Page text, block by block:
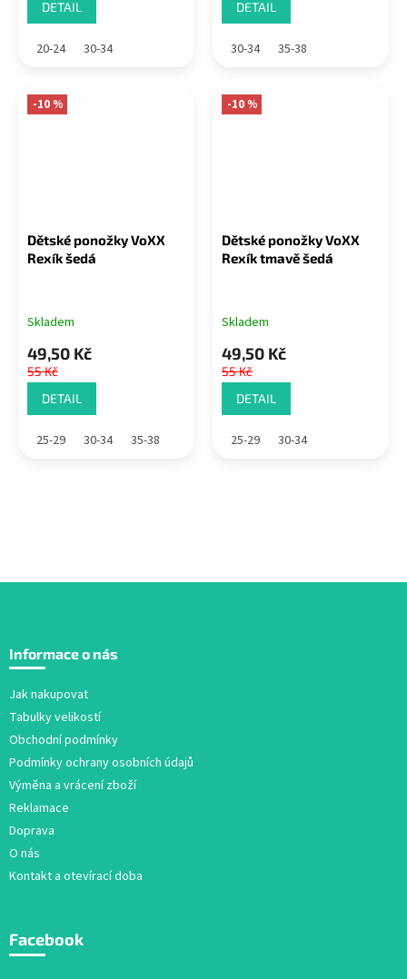
DETAIL
20-24 30-34
DETAIL
30-34 35-38
-10 %
Dětské ponožky VoXX
Rexík šedá
Skladem
49,50 Kč
55 Kč
DETAIL
25-29 30-34 35-38
-10 %
Dětské ponožky VoXX
Rexík tmavě šedá
Skladem
49,50 Kč
55 Kč
DETAIL
25-29 30-34
p
Informace o nás
Jak nakupovat
Tabulky velikostí
Obchodní podmínky
Podmínky ochrany osobních údajů
Výměna a vrácení zboží
Reklamace
Doprava
O nás
Kontakt a otevírací doba
Facebook